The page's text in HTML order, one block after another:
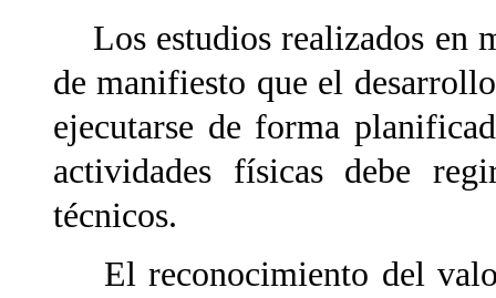
Los estudios realizados en
de manifiesto que el
ejecutarse de forma
actividades físicas debe
técnicos.
El reconocimiento del